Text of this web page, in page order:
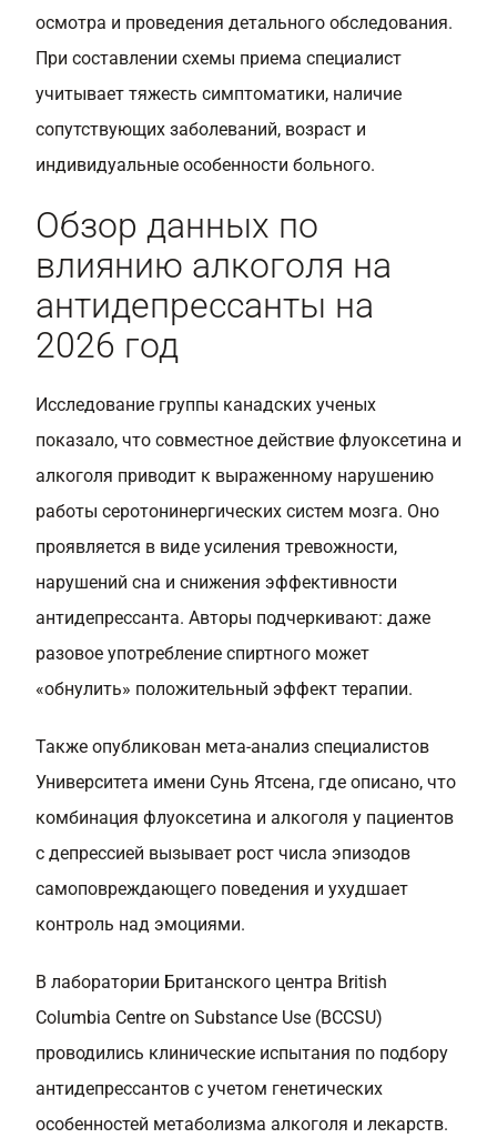
осмотра и проведения детального обследования.
При составлении схемы приема специалист
учитывает тяжесть симптоматики, наличие
сопутствующих заболеваний, возраст и
индивидуальные особенности больного.
Обзор данных по
влиянию алкоголя на
антидепрессанты на
2026 год
Исследование группы канадских ученых
показало, что совместное действие флуоксетина и
алкоголя приводит к выраженному нарушению
работы серотонинергических систем мозга. Оно
проявляется в виде усиления тревожности,
нарушений сна и снижения эффективности
антидепрессанта. Авторы подчеркивают: даже
разовое употребление спиртного может
«обнулить» положительный эффект терапии.
Также опубликован мета-анализ специалистов
Университета имени Сунь Ятсена, где описано, что
комбинация флуоксетина и алкоголя у пациентов
с депрессией вызывает рост числа эпизодов
самоповреждающего поведения и ухудшает
контроль над эмоциями.
В лаборатории Британского центра British
Columbia Centre on Substance Use (BCCSU)
проводились клинические испытания по подбору
антидепрессантов с учетом генетических
особенностей метаболизма алкоголя и лекарств.